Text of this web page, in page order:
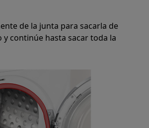
de la junta para sacarla de
y continúe hasta sacar toda la